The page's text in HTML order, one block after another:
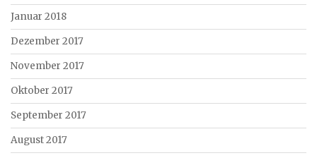
Januar 2018
Dezember 2017
November 2017
Oktober 2017
September 2017
August 2017